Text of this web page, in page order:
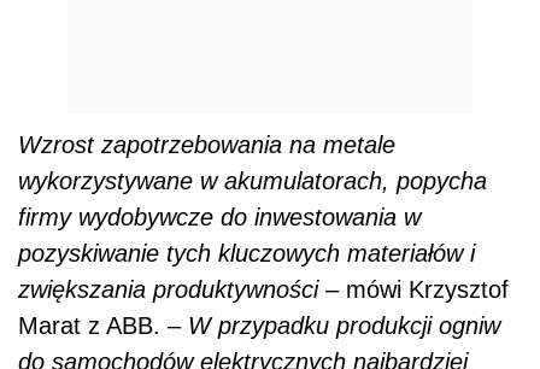
Wzrost zapotrzebowania na metale
wykorzystywane w akumulatorach, popycha
firmy wydobywcze do inwestowania w
pozyskiwanie tych kluczowych materiałów i
zwiększania produktywności– mówi Krzysztof
Marat z ABB. – W przypadku produkcji ogniw
do samochodów elektrycznych najbardziej